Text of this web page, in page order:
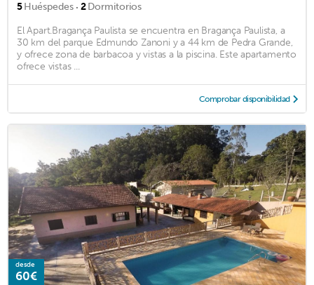
5Huéspedes · 2Dormitorios
El Apart.Bragança Paulista se encuentra en Bragança Paulista, a
30 km del parque Edmundo Zanoni y a 44 km de Pedra Grande,
y ofrece zona de barbacoa y vistas a la piscina. Este apartamento
ofrece vistas ...
Comprobar disponibilidad
desde
60€